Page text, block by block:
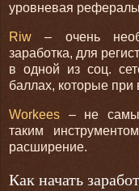
уровневая
Riw – очень
заработка, для
в одной из соц.
баллах, которые
Workees – не
таким
расширение.
Как начать